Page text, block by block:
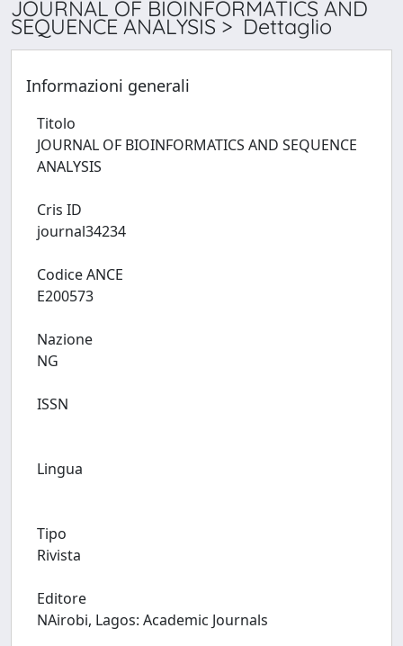
JOURNAL OF BIOINFORMATICS AND
SEQUENCE ANALYSIS > Dettaglio
Informazioni generali
Titolo
JOURNAL OF BIOINFORMATICS AND SEQUENCE
Cris ID
Codice ANCE
Nazione
ISSN
Lingua
Tipo
Rivista
Editore